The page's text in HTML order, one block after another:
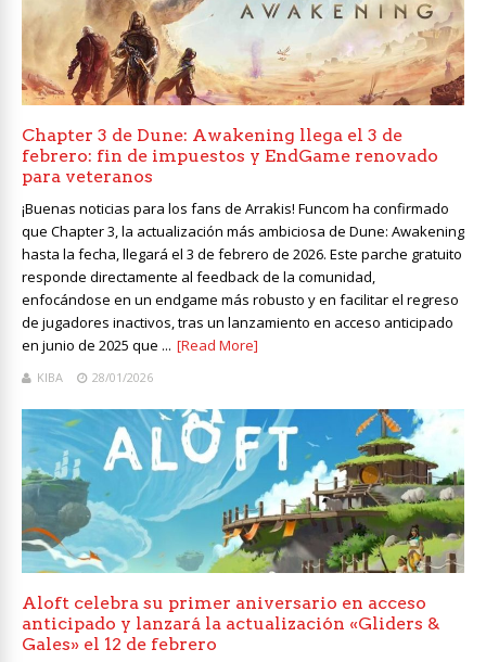
Chapter 3 de Dune: Awakening llega el 3 de
febrero: fin de impuestos y EndGame renovado
para veteranos
¡Buenas noticias para los fans de Arrakis! Funcom ha confirmado
que Chapter 3, la actualización más ambiciosa de Dune: Awakening
hasta la fecha, llegará el 3 de febrero de 2026. Este parche gratuito
responde directamente al feedback de la comunidad,
enfocándose en un endgame más robusto y en facilitar el regreso
de jugadores inactivos, tras un lanzamiento en acceso anticipado
en junio de 2025 que ... [Read More]
KIBA 28/01/2026
Aloft celebra su primer aniversario en acceso
anticipado y lanzará la actualización «Gliders &
Gales» el 12 de febrero